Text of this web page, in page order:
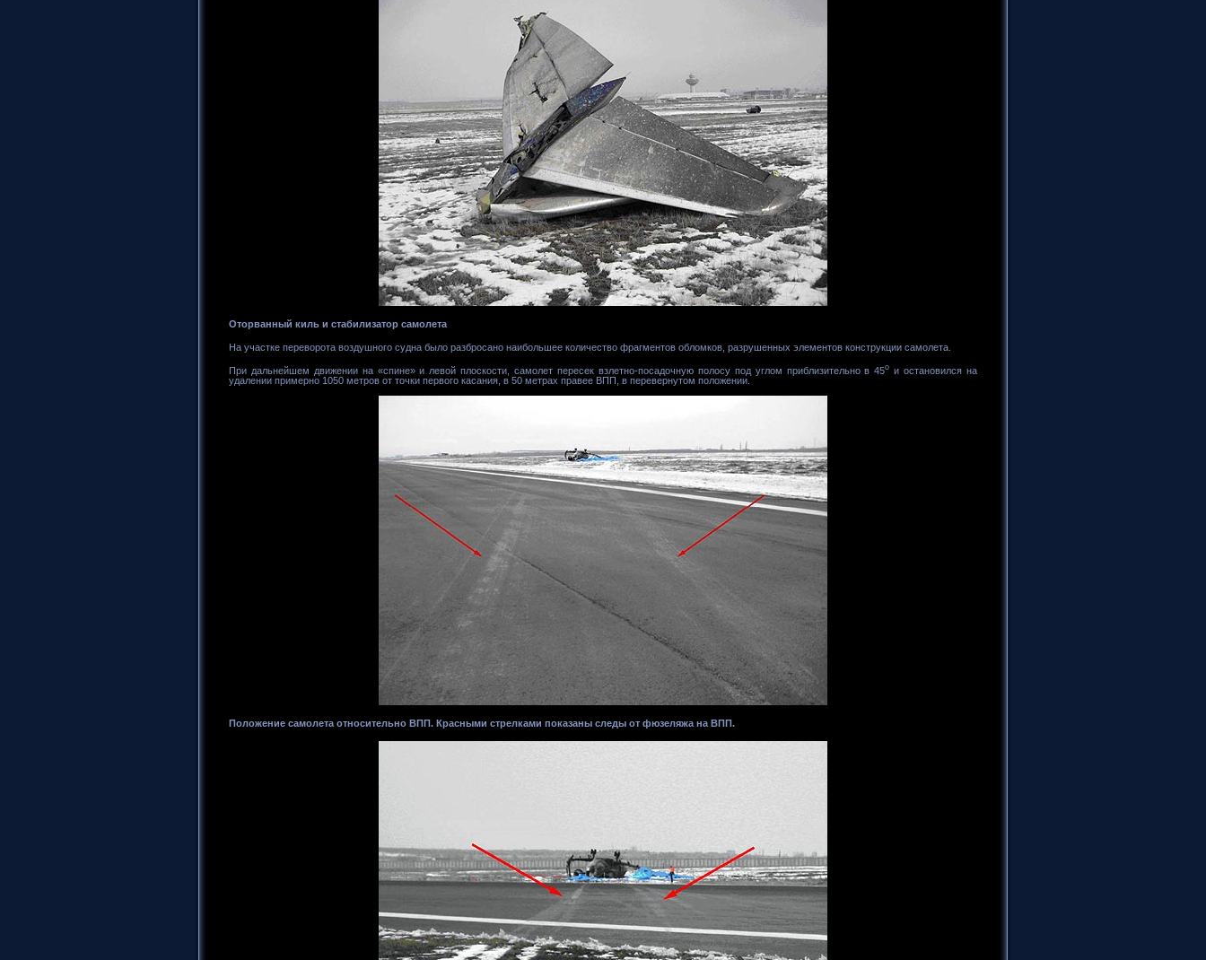
Оторванный киль и стабилизатор самолета
На участке переворота воздушного судна было разбросано наибольшее количество фрагментов обломков, разрушенных элементов конструкции самолета.
При дальнейшем движении на «спине» и левой плоскости, самолет пересек взлетно-посадочную полосу под углом приблизительно в 45o и остановился на
удалении примерно 1050 метров от точки первого касания, в 50 метрах правее ВПП, в перевернутом положении.
Положение самолета относительно ВПП. Красными стрелками показаны следы от фюзеляжа на ВПП.